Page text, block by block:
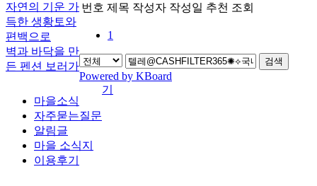
번호 제목 작성자 작성일 추천 조회
1
검색
Powered by KBoard
마을소식
자주묻는질문
알림글
마을 소식지
이용후기
자연의 기운 가
득한 생황토와
편백으로
벽과 바닥을 만
든 펜션 보러가
기